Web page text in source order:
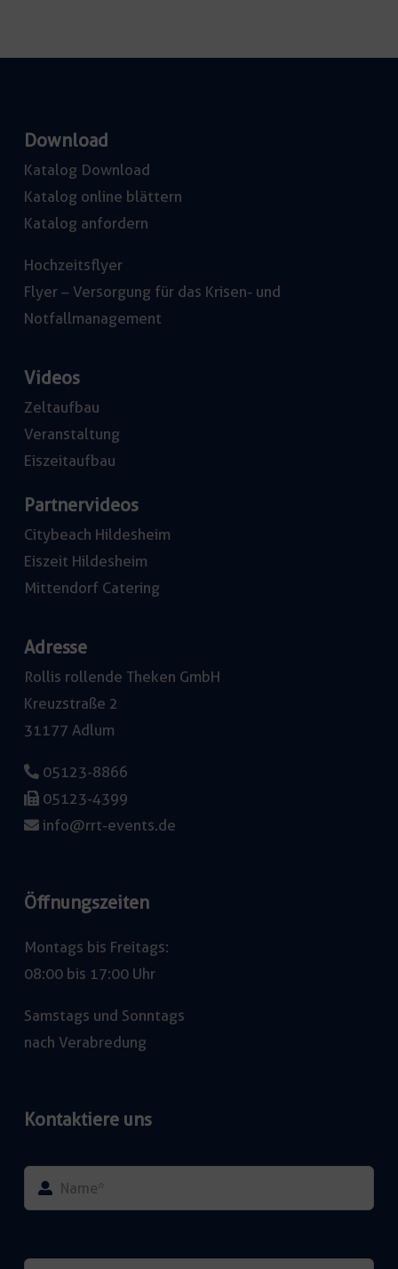
Download
Katalog Download
Katalog online blättern
Katalog anfordern
Hochzeitsflyer
Flyer – Versorgung für das Krisen- und
Notfallmanagement
Videos
Zeltaufbau
Veranstaltung
Eiszeitaufbau
Partnervideos
Citybeach Hildesheim
Eiszeit Hildesheim
Mittendorf Catering
Adresse
Rollis rollende Theken GmbH
Kreuzstraße 2
31177 Adlum
05123-8866
05123-4399
info@rrt-events.de
Öffnungszeiten
Montags bis Freitags:
08:00 bis 17:00 Uhr
Samstags und Sonntags
nach Verabredung
Kontaktiere uns